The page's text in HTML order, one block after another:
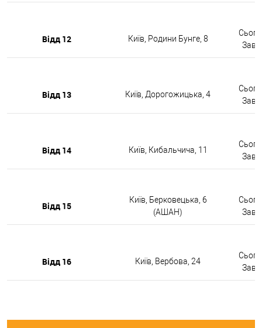
Відд 12 Київ, Родини Бунге, 8
Відд 13 Київ, Дорогожицька, 4
Відд 14 Київ, Кибальчича, 11
Відд 15
Київ, Берковецька, 6
(АШАН)
Відд 16 Київ, Вербова, 24